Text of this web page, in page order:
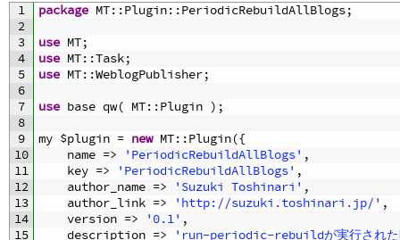
1
2
3
4
5
6
7
8
9
10
11
12
13
14
15
package MT::Plugin::PeriodicRebuildAllBlogs;
use MT;
use MT::Task;
use MT::WeblogPublisher;
use base qw( MT::Plugin ) ;
my $plugin = new MT::Plugin({
name => 'PeriodicRebuildAllBlogs' ,
key => 'PeriodicRebuildAllBlogs' ,
author_name => 'Suzuki Toshinari' ,
author_link => 'http://suzuki.toshinari.jp/' ,
version => '0.1' ,
description => 'run-periodic-rebuildが実行された